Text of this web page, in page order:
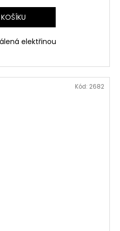
elektřinou
Kód: 2682